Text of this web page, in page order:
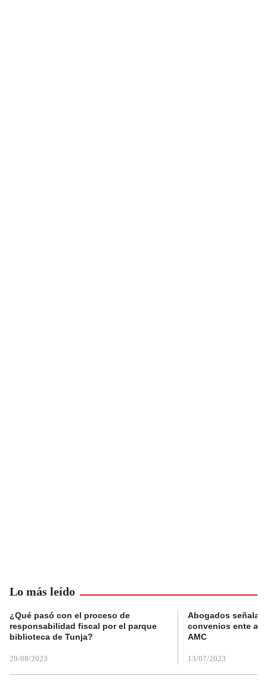
Lo más leído
¿Qué pasó con el proceso de
responsabilidad fiscal por el parque
biblioteca de Tunja?
29/08/2023
Abogados
convenios ente
AMC
13/07/2023